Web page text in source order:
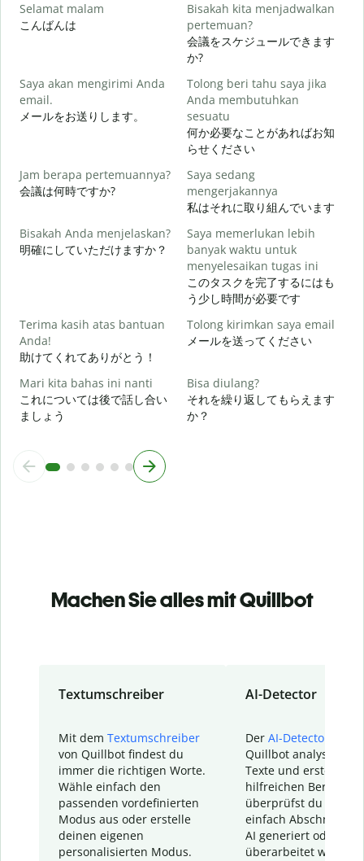
Selamat malam
こんばんは
Bisakah kita menjadwalkan
pertemuan?
会議をスケジュールできます
か?
Saya akan mengirimi Anda
email.
メールをお送りします。
Tolong beri tahu saya jika
Anda membutuhkan
sesuatu
何か必要なことがあればお知
らせください
Jam berapa pertemuannya?
会議は何時ですか?
Saya sedang
mengerjakannya
私はそれに取り組んでいます
Bisakah Anda menjelaskan?
明確にしていただけますか？
Saya memerlukan lebih
banyak waktu untuk
menyelesaikan tugas ini
このタスクを完了するにはも
う少し時間が必要です
Terima kasih atas bantuan
Anda!
助けてくれてありがとう！
Tolong kirimkan saya email
メールを送ってください
Mari kita bahas ini nanti
これについては後で話し合い
ましょう
Bisa diulang?
それを繰り返してもらえます
か？
Machen Sie alles mit Quillbot
Textumschreiber
Mit dem Textumschreiber
von Quillbot findest du
immer die richtigen Worte.
Wähle einfach den
passenden vordefinierten
Modus aus oder erstelle
deinen eigenen
personalisierten Modus.
AI-Detector
Der AI-Detector
Quillbot analysiert
Texte und erstellt
hilfreichen Bericht.
überprüfst du
einfach Abschnitte,
AI generiert oder
überarbeitet wurden.